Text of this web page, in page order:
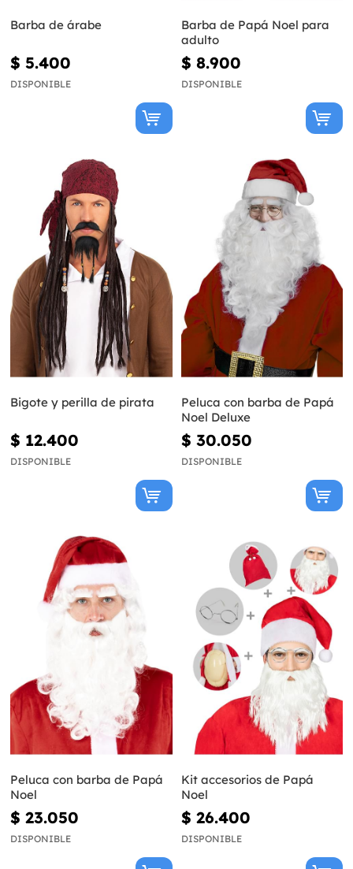
Barba de árabe
$ 5.400
DISPONIBLE
Barba de Papá Noel para
adulto
$ 8.900
DISPONIBLE
Bigote y perilla de pirata
$ 12.400
DISPONIBLE
Peluca con barba de Papá
Noel Deluxe
$ 30.050
DISPONIBLE
Peluca con barba de Papá
Noel
$ 23.050
DISPONIBLE
Kit accesorios de Papá
Noel
$ 26.400
DISPONIBLE